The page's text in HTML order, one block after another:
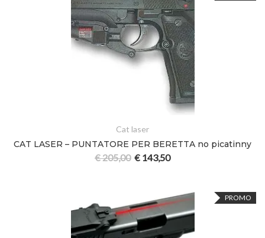
Cat laser
CAT LASER – PUNTATORE PER BERETTA no picatinny
€205,00 € 143,50
PROMO